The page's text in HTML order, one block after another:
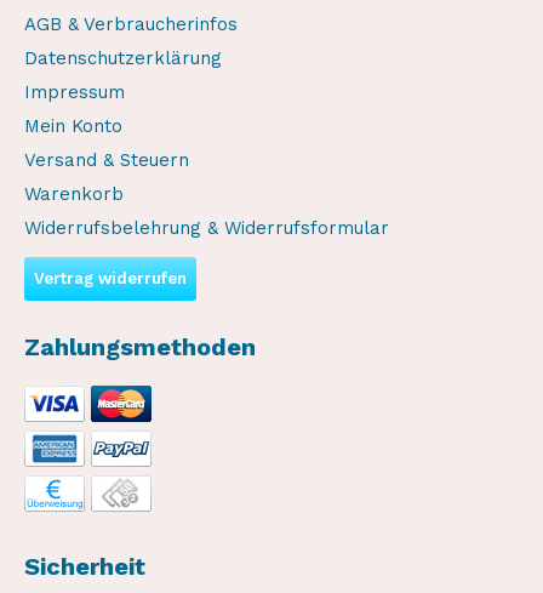
AGB & Verbraucherinfos
Datenschutzerklärung
Impressum
Mein Konto
Versand & Steuern
Warenkorb
Widerrufsbelehrung & Widerrufsformular
Vertrag widerrufen
Zahlungsmethoden
Sicherheit